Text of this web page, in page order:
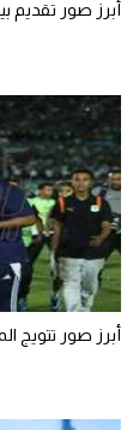
أبرز صور تقديم
أبرز صور تتويج